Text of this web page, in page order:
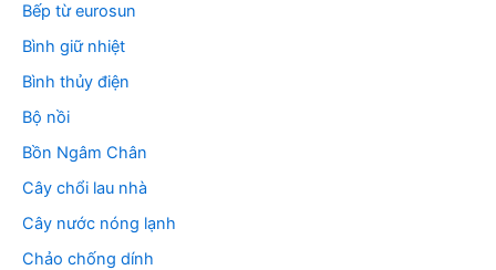
Bếp từ eurosun
Bình giữ nhiệt
Bình thủy điện
Bộ nồi
Bồn Ngâm Chân
Cây chổi lau nhà
Cây nước nóng lạnh
Chảo chống dính